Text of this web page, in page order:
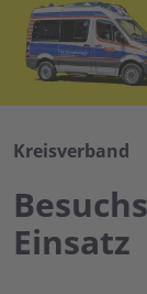
Kreisverband
Einsatz